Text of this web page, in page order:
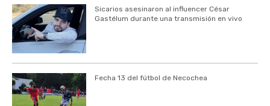
Sicarios asesinaron al influencer César
Gastélum durante una transmisión en vivo
Fecha 13 del fútbol de Necochea